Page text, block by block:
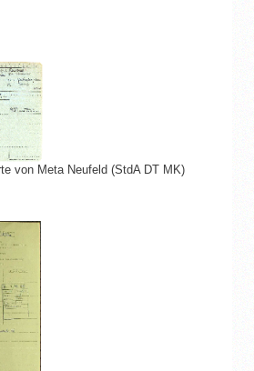
von Meta Neufeld (StdA DT MK)